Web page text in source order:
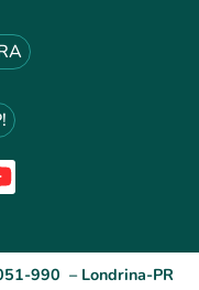
990 – Londrina-PR